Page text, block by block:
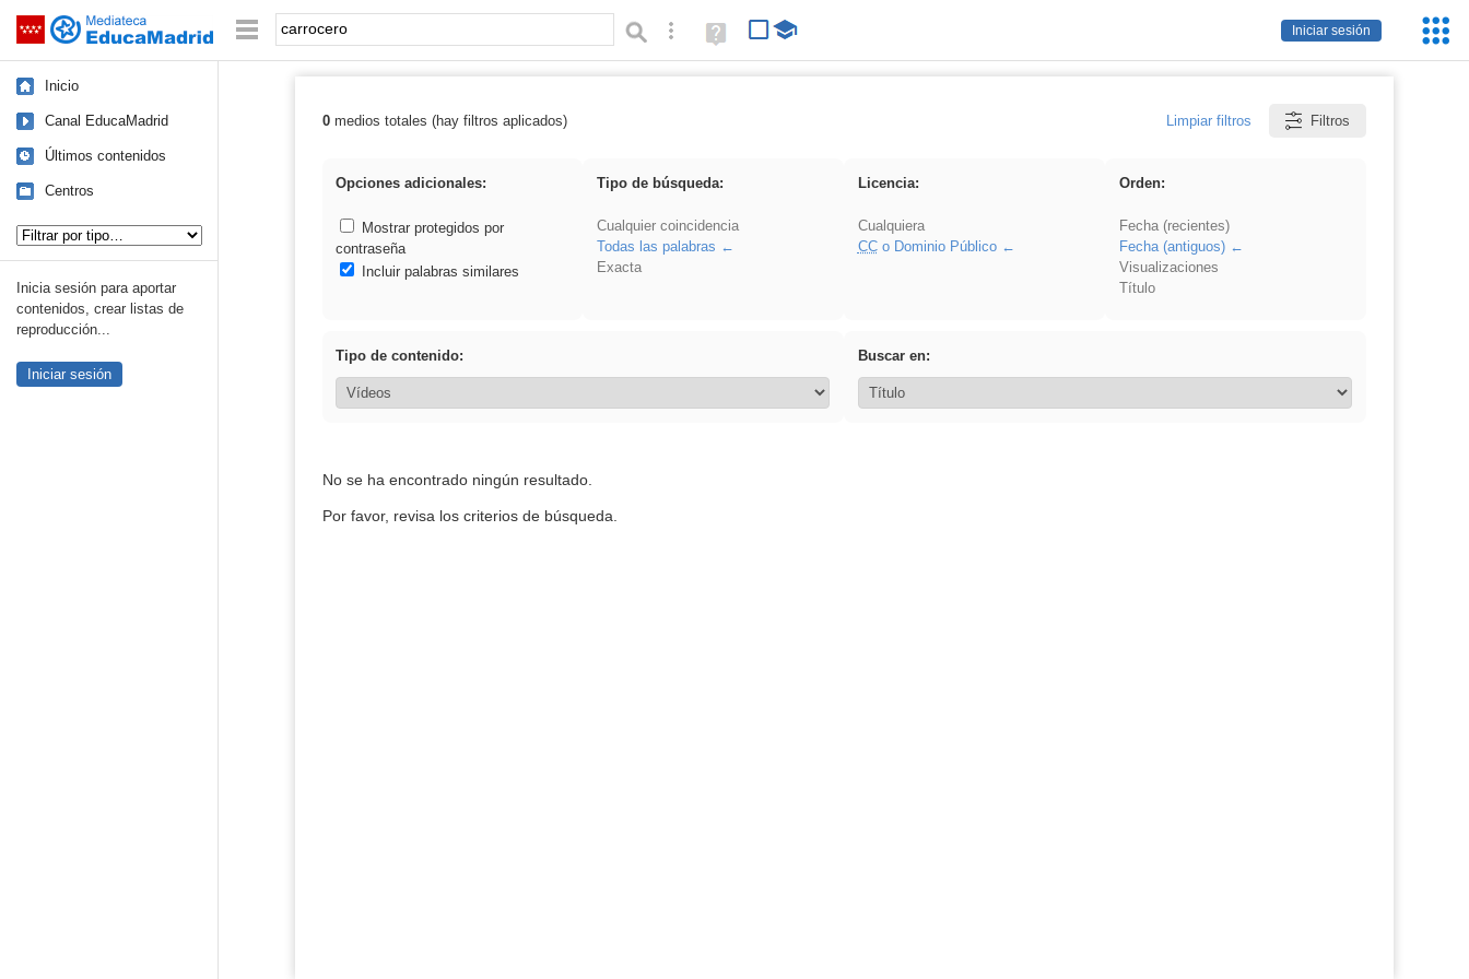
Saltar navegación
Iniciar sesión
Palabra o frase: Búsqueda avanzada
Ayuda
(en
Inicio
Canal EducaMadrid
Últimos contenidos
Centros
Inicia sesión para aportar
contenidos, crear listas de
reproducción...
Iniciar sesión
Resultados de: carrocero
0medios totales (hay filtros aplicados) Limpiar filtros Filtros
Opciones adicionales:
Mostrar protegidos por
contraseña
Incluir palabras similares
Tipo de búsqueda:
Cualquier coincidencia
Todas las palabras
Exacta
Licencia:
Cualquiera
CCo Dominio Público
Orden:
Fecha (recientes)
Fecha (antiguos)
Visualizaciones
Título
Tipo de contenido: Buscar en:
No se ha encontrado ningún resultado.
Por favor, revisa los criterios de búsqueda.